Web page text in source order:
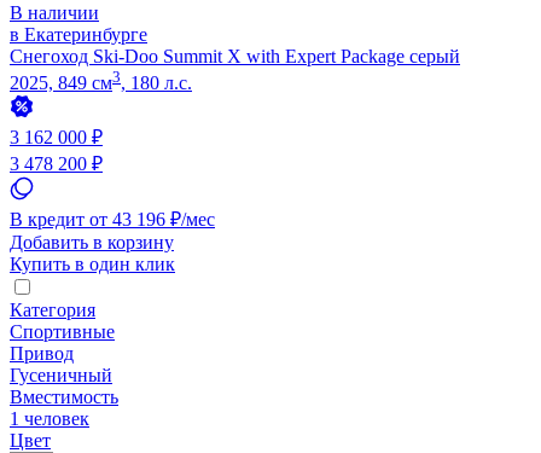
В наличии
в Екатеринбурге
Снегоход Ski-Doo Summit X with Expert Package серый
2025, 849 см3, 180 л.с.
3 162 000 ₽
3 478 200 ₽
В кредит от 43 196 ₽/мес
Добавить в корзину
Купить в один клик
Категория
Спортивные
Привод
Гусеничный
Вместимость
1 человек
Цвет